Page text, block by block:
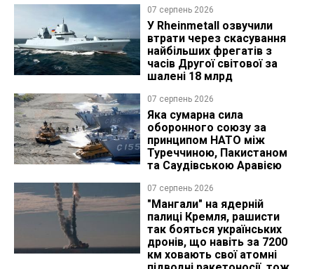
07 серпень 2026
У Rheinmetall озвучили
втрати через скасування
найбільших фрегатів з
часів Другої світової за
шалені 18 млрд
07 серпень 2026
Яка сумарна сила
оборонного союзу за
принципом НАТО між
Туреччиною, Пакистаном
та Саудівською Аравією
07 серпень 2026
"Мангали" на ядерній
палиці Кремля, рашисти
так бояться українських
дронів, що навіть за 7200
км ховають свої атомні